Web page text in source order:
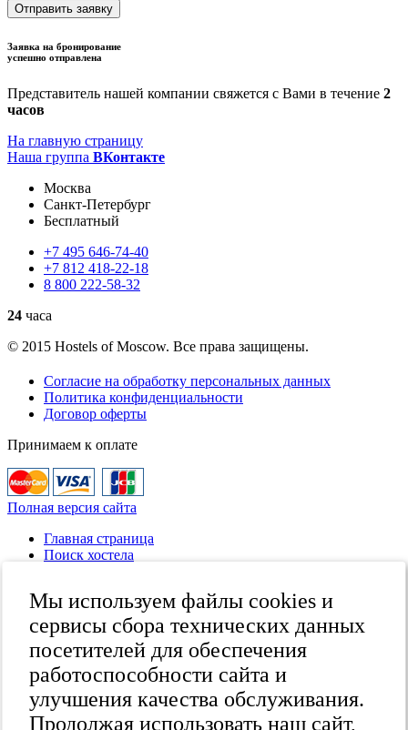
Отправить заявку
Заявка на бронирование
успешно отправлена
Представитель нашей компании свяжется с Вами в течение 2
часов
На главную страницу
Наша группа ВКонтакте
Москва
Санкт-Петербург
Бесплатный
+7 495 646-74-40
+7 812 418-22-18
8 800 222-58-32
24 часа
© 2015 Hostels of Moscow. Все права защищены.
Согласие на обработку персональных данных
Политика конфиденциальности
Договор оферты
Принимаем к оплате
Мы используем файлы cookies и
сервисы сбора технических данных
посетителей для обеспечения
работоспособности сайта и
улучшения качества обслуживания.
Продолжая использовать наш сайт,
Полная версия сайта
Главная страница
Поиск хостела
Каталог хостелов
Как оплатить
Контакты
Наши группы
в социальных сетях